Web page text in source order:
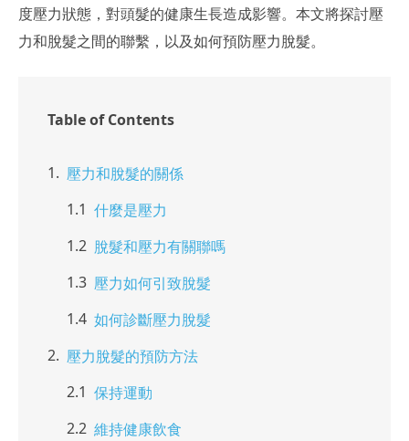
度壓力狀態，對頭髮的健康生長造成影響。本文將探討壓
力和脫髮之間的聯繫，以及如何預防壓力脫髮。
Table of Contents
壓力和脫髮的關係
什麼是壓力
脫髮和壓力有關聯嗎
壓力如何引致脫髮
如何診斷壓力脫髮
壓力脫髮的預防方法
保持運動
維持健康飲食